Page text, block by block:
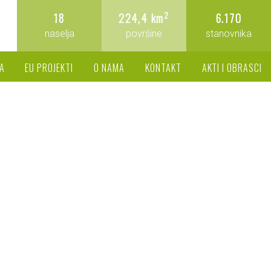
6.170
stanovnika
224,4 km2
površine
18
naselja
EU PROJEKTI O NAMA KONTAKT AKTI I OBRASCI